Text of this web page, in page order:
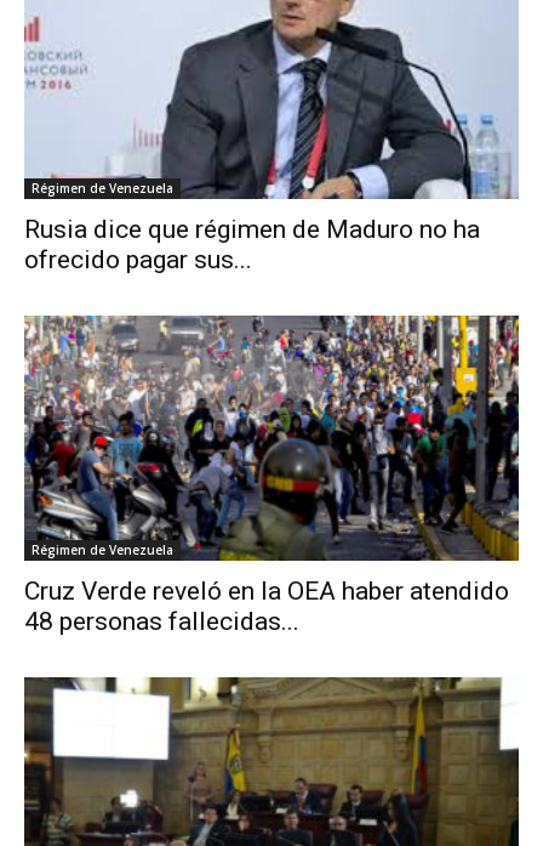
Régimen de Venezuela
Rusia dice que régimen de Maduro no ha
ofrecido pagar sus...
Régimen de Venezuela
Cruz Verde reveló en la OEA haber atendido
48 personas fallecidas...